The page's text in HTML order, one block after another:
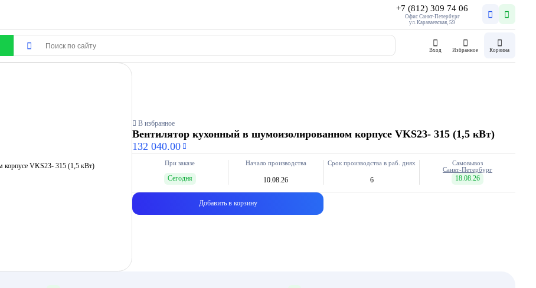
+7 (812) 309 74 06
Офис Санкт-Петербург
ул. Караваевская, 59
Вход Избранное Корзина
В избранное
Вентилятор кухонный в шумоизолированном корпусе VKS23- 315 (1,5 кВт)
132 040.00
При заказе
Сегодня
Начало производства
10.08.26
Срок производства в раб. днях
6
Самовывоз
Санкт-Петербург
18.08.26
Добавить в корзину